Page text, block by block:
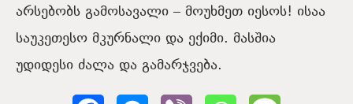
არსებობს გამოსავალი – მოუხმეთ იესოს! ისაა
საუკეთესო მკურნალი და ექიმი. მასშია
უდიდესი ძალა და გამარჯვება.